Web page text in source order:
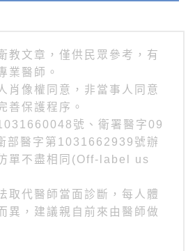
教文章，僅供民眾參考，有
業醫師。
肖像權同意，非當事人同意
善保護程序。
號、衛署醫字09
部醫字第1031662939號辦
單不盡相同(Off-label us
取代醫師當面診斷，每人體
異，建議親自前來由醫師做